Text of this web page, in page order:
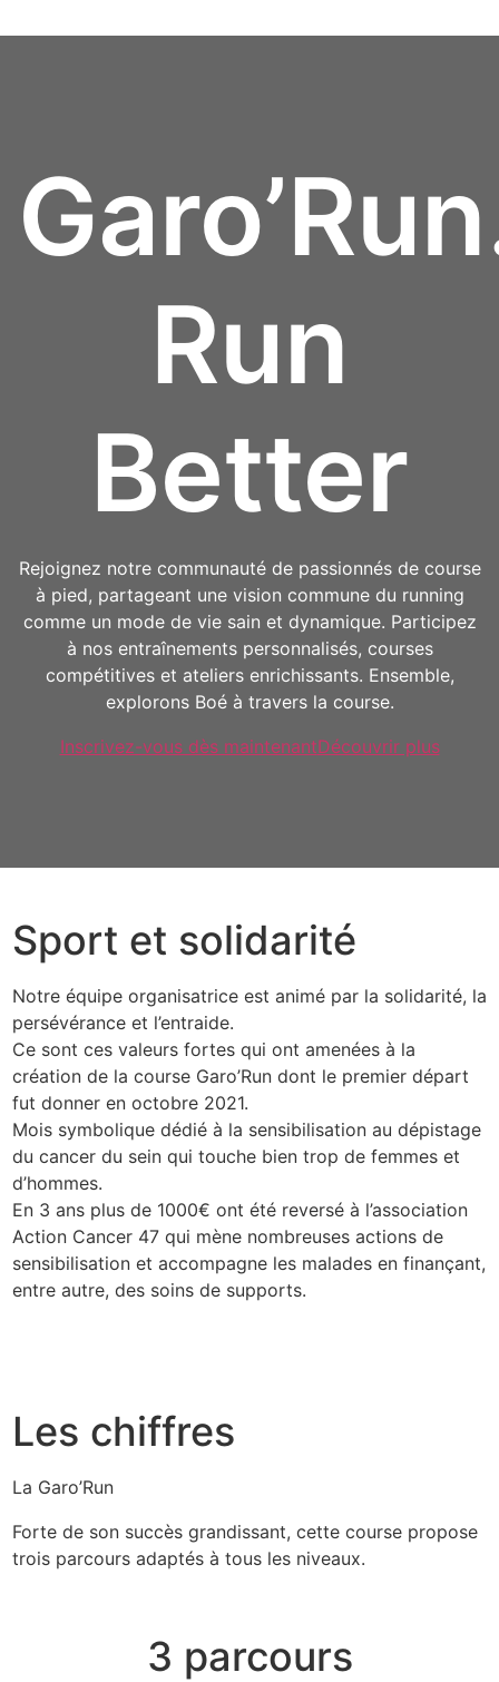
Run
Better
Rejoignez notre communauté de passionnés de course
à pied, partageant une vision commune du running
comme un mode de vie sain et dynamique. Participez
à nos entraînements personnalisés, courses
compétitives et ateliers enrichissants. Ensemble,
explorons Boé à travers la course.
Inscrivez-vous dès maintenantDécouvrir plus
Sport et solidarité
Notre équipe organisatrice est animé par la solidarité, la
persévérance et l’entraide.
Ce sont ces valeurs fortes qui ont amenées à la
création de la course Garo’Run dont le premier départ
fut donner en octobre 2021.
Mois symbolique dédié à la sensibilisation au dépistage
du cancer du sein qui touche bien trop de femmes et
d’hommes.
En 3 ans plus de 1000€ ont été reversé à l’association
Action Cancer 47 qui mène nombreuses actions de
sensibilisation et accompagne les malades en finançant,
entre autre, des soins de supports.
Les chiffres
La Garo’Run
Forte de son succès grandissant, cette course propose
trois parcours adaptés à tous les niveaux.
3 parcours